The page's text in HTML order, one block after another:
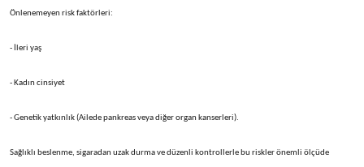
Önlenemeyen risk faktörleri:
- İleri yaş
- Kadın cinsiyet
- Genetik yatkınlık (Ailede pankreas veya diğer organ kanserleri).
Sağlıklı beslenme, sigaradan uzak durma ve düzenli kontrollerle bu riskler önemli ölçüde